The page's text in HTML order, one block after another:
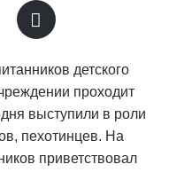
детского
проходит
выступили в роли
пехотинцев. На
приветствовал